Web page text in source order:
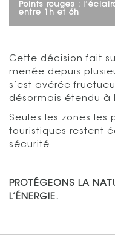
Points rouges :
entre 1h et 6h
Cette décision fait
menée depuis
s’est avérée
désormais étendu à
Seules les zones les
touristiques restent
sécurité.
PROTÉGEONS LA
L’ÉNERGIE.